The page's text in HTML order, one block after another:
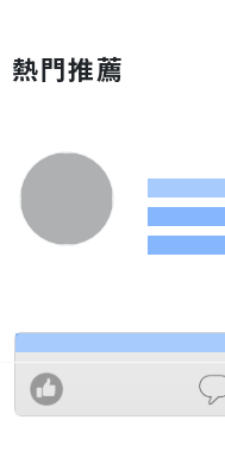
熱門推薦